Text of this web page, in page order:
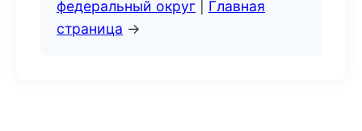
федеральный округ
Главная
страница →